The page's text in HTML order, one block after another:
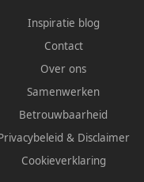
Inspiratie blog
Contact
Over ons
Samenwerken
Betrouwbaarheid
& Disclaimer
Cookieverklaring